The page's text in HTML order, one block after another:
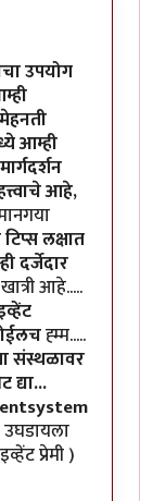
उपयोग
आम्ही
आहे,
लक्षात
दर्जेदार
आहे.....
ह्म्म.....
संस्थळावर
प्रेमी )